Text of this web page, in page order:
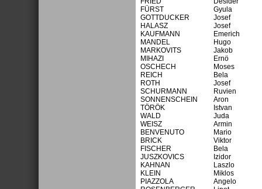
FÜRST
Gyula
GOTTDUCKER
Josef
HALASZ
Josef
KAUFMANN
Emerich
MANDEL
Hugo
MARKOVITS
Jakob
MIHAZI
Ernö
OSCHECH
Moses
REICH
Bela
ROTH
Josef
SCHURMANN
Ruvien
SONNENSCHEIN
Aron
TÖRÖK
Istvan
WALD
Juda
WEISZ
Armin
BENVENUTO
Mario
BRICK
Viktor
FISCHER
Bela
JUSZKOVICS
Izidor
KAHNAN
Laszlo
KLEIN
Miklos
PIAZZOLA
Angelo